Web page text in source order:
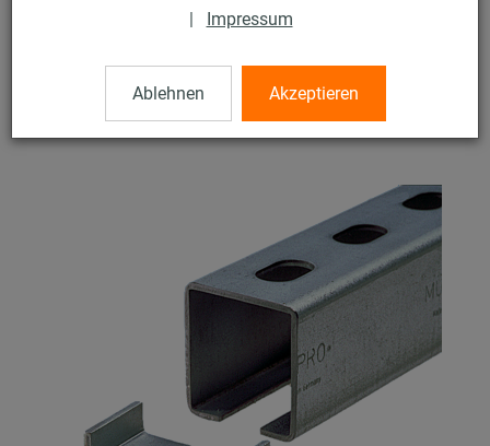
| Impressum
Ablehnen Akzeptieren
MPC-Halteklammern
für MPC-Systemschienen und Schienenkonsolen, verzinkt